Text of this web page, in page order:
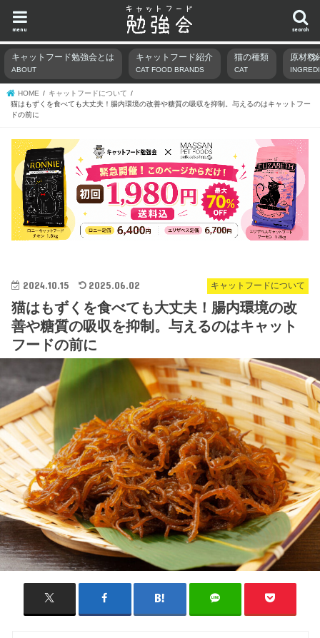
search
menu
キャットフード勉強会とは
ABOUT
キャットフード紹介
CAT FOOD BRANDS
猫の種類
CAT
原材料
HOME
キャットフードについて
猫はもずくを食べても大丈夫！腸内環境の改善や糖質の吸収を抑制。与えるのはキャットフー
ドの前に
キャットフードについて
2024.10.15 2025.06.02
猫はもずくを食べても大丈夫！腸内環境の改
善や糖質の吸収を抑制。与えるのはキャット
フードの前に